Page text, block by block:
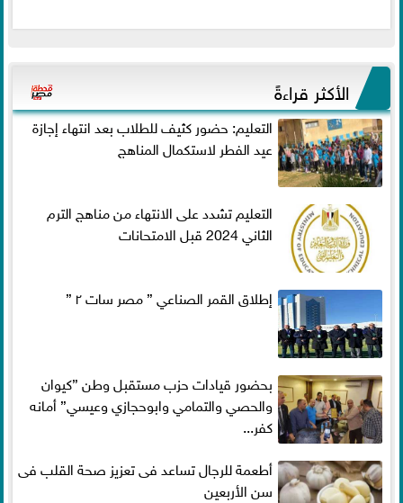
الأكثر قراءةً
التعليم: حضور كثيف للطلاب بعد انتهاء إجازة
عيد الفطر لاستكمال المناهج
التعليم تشدد على الانتهاء من مناهج الترم
الثاني 2024 قبل الامتحانات
إطلاق القمر الصناعي ” مصر سات ٢ ”
بحضور قيادات حزب مستقبل وطن ”كيوان
والحصي والتمامي وابوحجازي وعيسي” أمانه
كفر...
أطعمة للرجال تساعد فى تعزيز صحة القلب فى
سن الأربعين